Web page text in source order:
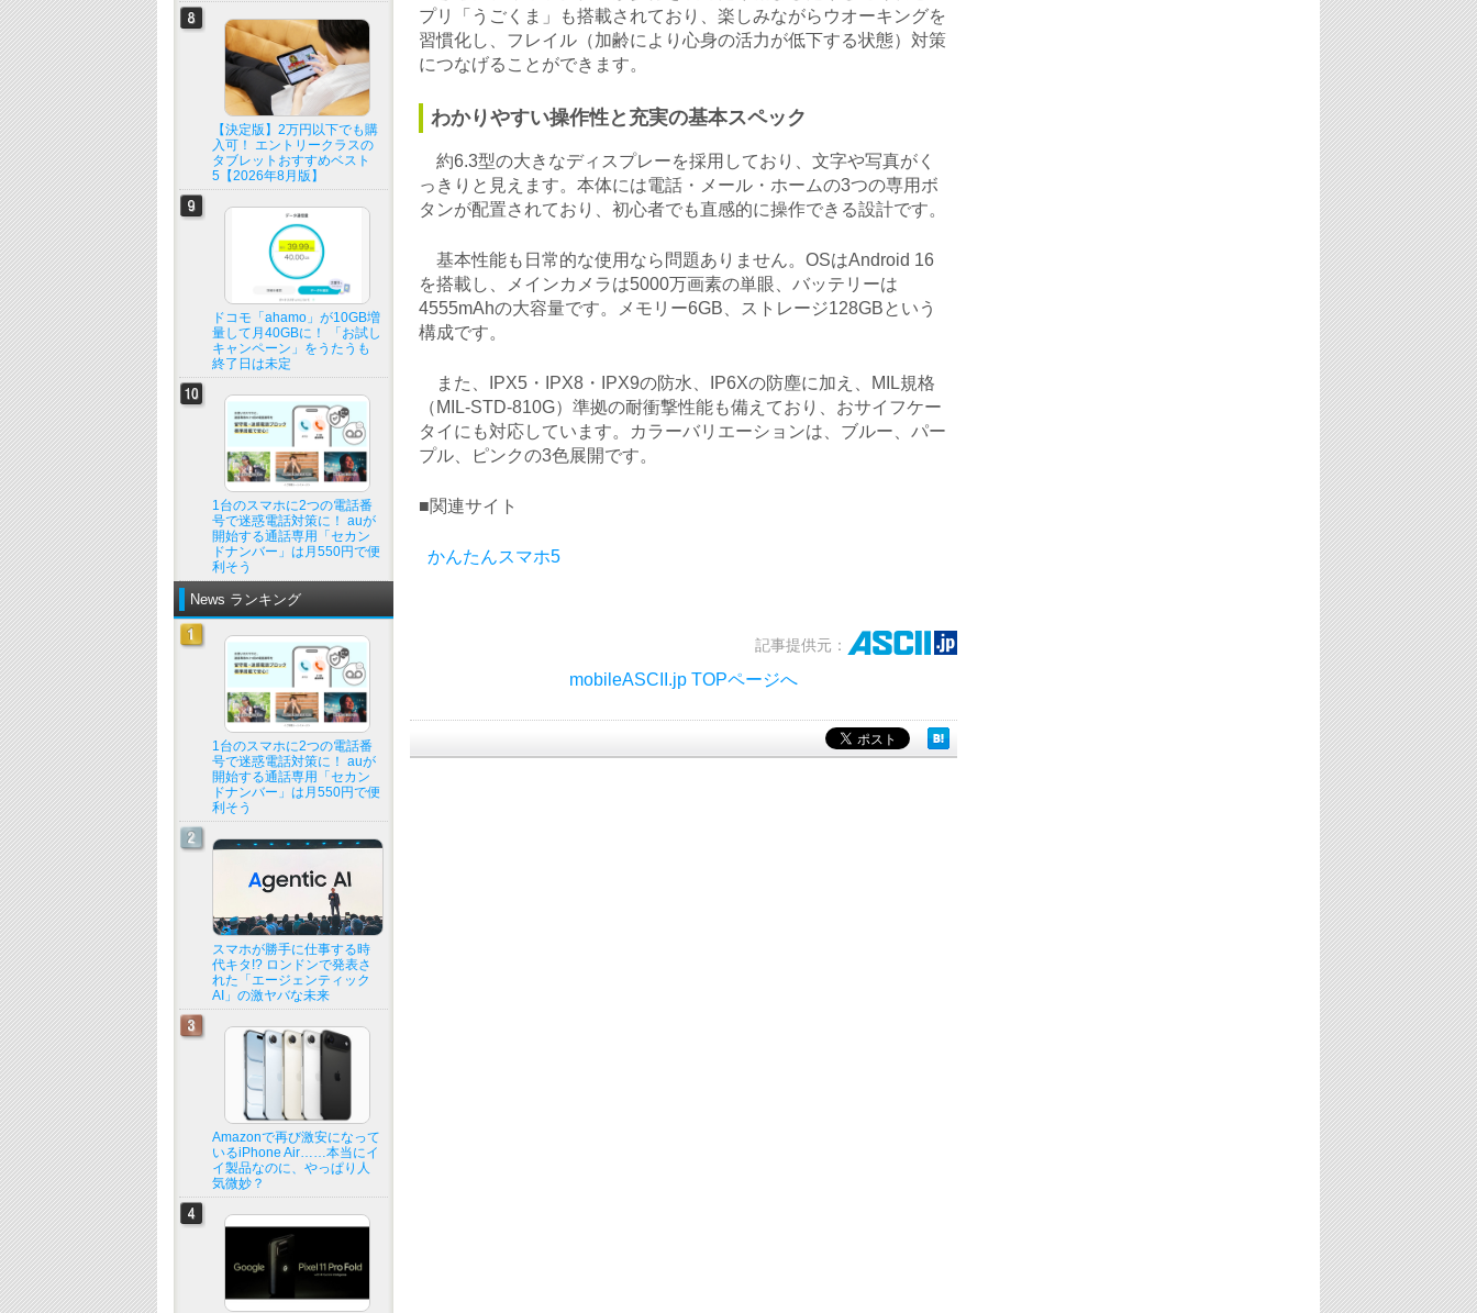
プリ「うごくま」も搭載されており、楽しみながらウオーキングを
習慣化し、フレイル（加齢により心身の活力が低下する状態）対策
につなげることができます。
わかりやすい操作性と充実の基本スペック
約6.3型の大きなディスプレーを採用しており、文字や写真がく
っきりと見えます。本体には電話・メール・ホームの3つの専用ボ
タンが配置されており、初心者でも直感的に操作できる設計です。
基本性能も日常的な使用なら問題ありません。OSはAndroid 16
を搭載し、メインカメラは5000万画素の単眼、バッテリーは
4555mAhの大容量です。メモリー6GB、ストレージ128GBという
構成です。
また、IPX5・IPX8・IPX9の防水、IP6Xの防塵に加え、MIL規格
（MIL-STD-810G）準拠の耐衝撃性能も備えており、おサイフケー
タイにも対応しています。カラーバリエーションは、ブルー、パー
プル、ピンクの3色展開です。
■関連サイト
かんたんスマホ5
記事提供元：
mobileASCII.jp TOPページへ
【決定版】2万円以下でも購
入可！ エントリークラスの
タブレットおすすめベスト
5【2026年8月版】
ドコモ「ahamo」が10GB増
量して月40GBに！ 「お試し
キャンペーン」をうたうも
終了日は未定
1台のスマホに2つの電話番
号で迷惑電話対策に！ auが
開始する通話専用「セカン
ドナンバー」は月550円で便
利そう
News ランキング
1台のスマホに2つの電話番
号で迷惑電話対策に！ auが
開始する通話専用「セカン
ドナンバー」は月550円で便
利そう
スマホが勝手に仕事する時
代キタ!? ロンドンで発表さ
れた「エージェンティック
AI」の激ヤバな未来
Amazonで再び激安になって
いるiPhone Air……本当にイ
イ製品なのに、やっぱり人
気微妙？